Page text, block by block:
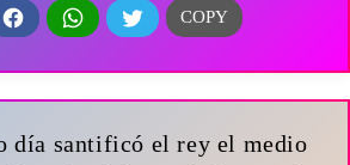
día santificó el rey el medio